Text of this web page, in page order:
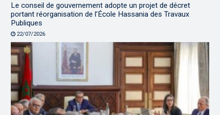
Le conseil de gouvernement adopte un projet de décret
portant réorganisation de l’École Hassania des Travaux
Publiques
22/07/2026